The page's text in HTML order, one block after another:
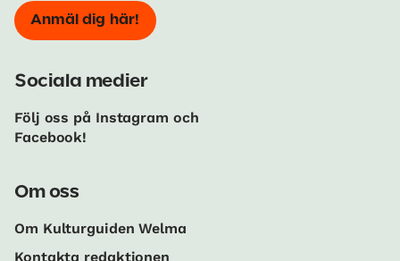
Anmäl dig här!
Sociala medier
Följ oss på Instagram och
Facebook!
Om oss
Om Kulturguiden Welma
Kontakta redaktionen